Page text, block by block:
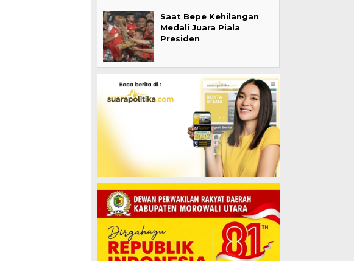
Saat Bepe Kehilangan
Medali Juara Piala
Presiden